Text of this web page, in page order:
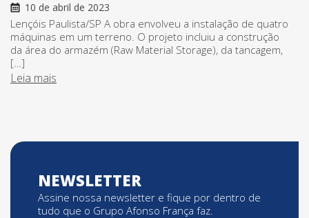
10 de abril de 2023
Lençóis Paulista/SP A obra envolveu a instalação de quatro
máquinas em um terreno. O projeto incluiu a construção
da área do armazém (Raw Material Storage), da tancagem,
[…]
Leia mais
NEWSLETTER
Assine nossa newsletter e fique por dentro de
tudo que o Grupo Afonso França faz.